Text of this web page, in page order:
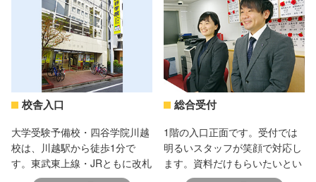
校舎入口
大学受験予備校・四谷学院川越
校は、川越駅から徒歩1分で
す。東武東上線・JRともに改札
が2階ですので、そのまま川越
総合受付
1階の入口正面です。受付では
明るいスタッフが笑顔で対応し
ます。資料だけもらいたいとい
う方も、お気軽にお立ち寄りく